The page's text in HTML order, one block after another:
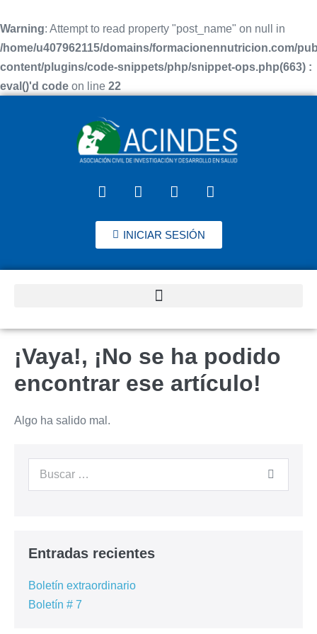
Warning: Attempt to read property "post_name" on null in
/home/u407962115/domains/formacionennutricion.com/
content/plugins/code-snippets/php/snippet-ops.php(663) :
eval()'d code on line 22
INICIAR SESIÓN
¡Vaya!, ¡No se ha podido
encontrar ese artículo!
Algo ha salido mal.
Entradas recientes
Boletín extraordinario
Boletín # 7